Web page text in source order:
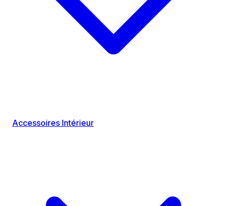
Accessoires Intérieur